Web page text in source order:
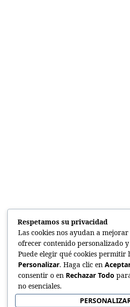
Respetamos su privacidad
Las cookies nos ayudan a
ofrecer contenido personalizado
Puede elegir qué cookies permitir
Personalizar. Haga clic en
consentir o en Rechazar Todo
no esenciales.